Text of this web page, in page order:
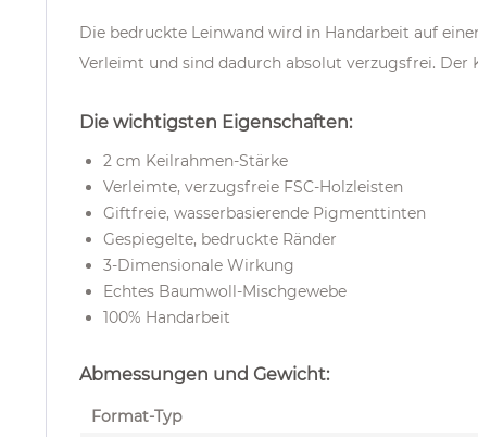
Die bedruckte Leinwand wird in Handarbeit auf
Verleimt und sind dadurch absolut verzugsfrei. Der
Die wichtigsten Eigenschaften:
2 cm Keilrahmen-Stärke
Verleimte, verzugsfreie FSC-Holzleisten
Giftfreie, wasserbasierende Pigmenttinten
Gespiegelte, bedruckte Ränder
3-Dimensionale Wirkung
Echtes Baumwoll-Mischgewebe
100% Handarbeit
Abmessungen und Gewicht:
Format-Typ